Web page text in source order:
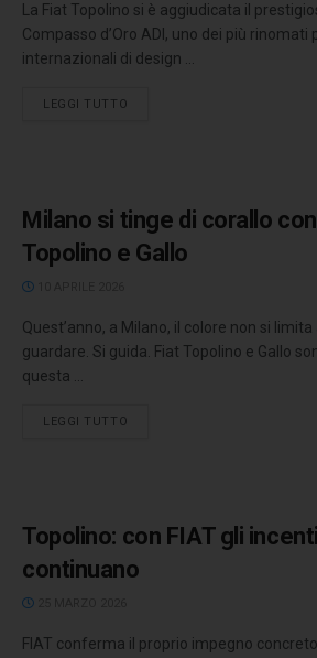
La Fiat Topolino si è aggiudicata il
Compasso d’Oro ADI, uno dei più rinomati
internazionali di design ...
LEGGI TUTTO
Milano si tinge di corallo
Topolino e Gallo
Quest’anno, a Milano, il colore non si
guardare. Si guida. Fiat Topolino e Gallo
questa ...
LEGGI TUTTO
Topolino: con FIAT gli
continuano
FIAT conferma il proprio impegno